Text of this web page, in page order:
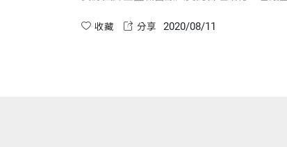
收藏 分享 2020/08/11